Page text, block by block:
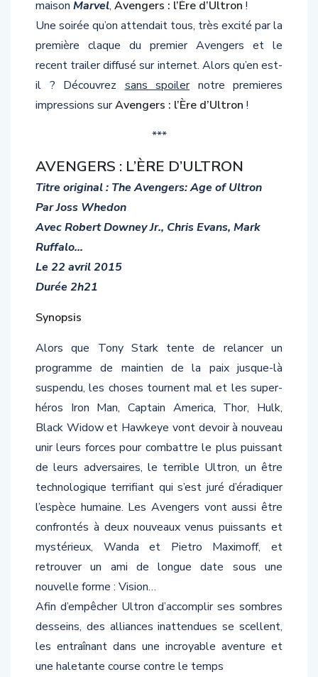
Une soirée qu’on attendait tous, très excité par la
première claque du premier Avengers et le
recent trailer diffusé sur internet. Alors qu’en est-
il ? Découvrezsans spoilernotre premieres
impressions surAvengers : l’Ère d’Ultron!
Titre original : The Avengers: Age of Ultron
Par Joss Whedon
Avec Robert Downey Jr., Chris Evans, Mark
Ruffalo…
Le 22 avril 2015
Durée 2h21
programme de maintien de la paix jusque-là
suspendu, les choses tournent mal et les super-
héros Iron Man, Captain America, Thor, Hulk,
Black Widow et Hawkeye vont devoir à nouveau
unir leurs forces pour combattre le plus puissant
de leurs adversaires, le terrible Ultron, un être
technologique terrifiant qui s’est juré d’éradiquer
l’espèce humaine. Les Avengers vont aussi être
confrontés à deux nouveaux venus puissants et
mystérieux, Wanda et Pietro Maximoff, et
retrouver un ami de longue date sous une
nouvelle forme : Vision…
Afin d’empêcher Ultron d’accomplir ses sombres
desseins, des alliances inattendues se scellent,
les entraînant dans une incroyable aventure et
une haletante course contre le temps